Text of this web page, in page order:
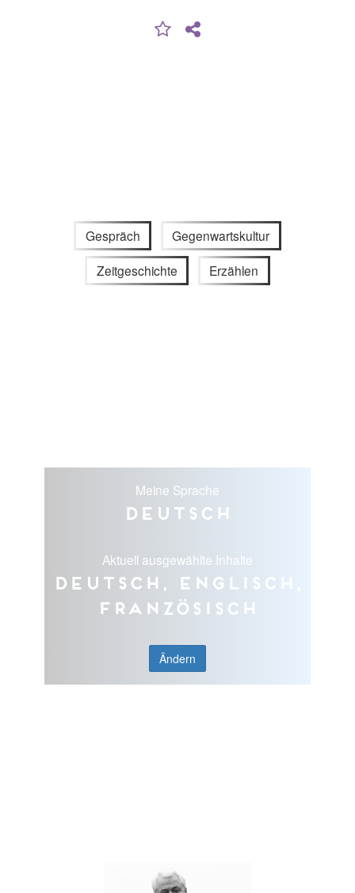
Gespräch Gegenwartskultur
Zeitgeschichte Erzählen
Meine Sprache
Deutsch
Aktuell ausgewählte Inhalte
Deutsch, Englisch,
Französisch
Ändern